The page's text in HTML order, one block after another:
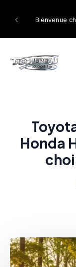
Bienvenue
Honda